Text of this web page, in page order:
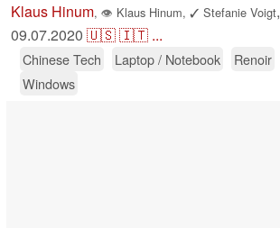
Klaus Hinum, 👁 Klaus Hinum, ✓ Stefanie Voigt,
09.07.2020 🇺🇸🇮🇹 ...
Chinese Tech Laptop / Notebook Renoir
Windows